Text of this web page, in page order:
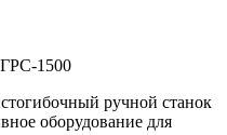
1500
ручной станок
оборудование для